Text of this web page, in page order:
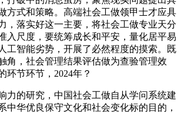
方式和策略。高端社会工做领甲士才应具
，落实好这一主要，将社会工做专业天分
入尺度，要统筹成长和平安，量化居平易
工智能劣势，开展了必然程度的摸索。既
角，社会管理结果评估做为查验管理效
环节环节，2024年？
的研究，中国社会工做自从学问系统建
中华优良保守文化和社会变化标的目的，